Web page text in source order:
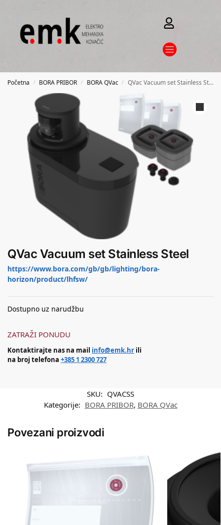
Početna / BORA PRIBOR / BORA QVac / QVac Vacuum set Stainless Steel
QVac Vacuum set Stainless Steel
https://www.bora.com/gb/gb/lighting/bora-
horizon/product/lhfsw/
Dostupno uz narudžbu
ZATRAŽI PONUDU
Kontaktirajte nas na mail info@emk.hr ili
na broj telefona +385 1 2300 727
SKU: QVACSS
Kategorije: BORA PRIBOR, BORA QVac
Povezani proizvodi